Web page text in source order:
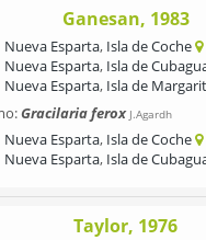
Ganesan, 1983
Nueva Esparta, Isla de Coche
Nueva Esparta, Isla de
Nueva Esparta, Isla de
Gracilaria ferox J.Agardh
Nueva Esparta, Isla de Coche
Nueva Esparta, Isla de
Taylor, 1976